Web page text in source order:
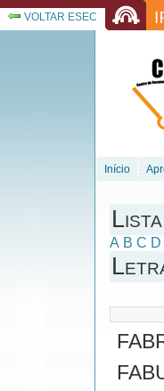
VOLTAR ESEC
Início
A B C D